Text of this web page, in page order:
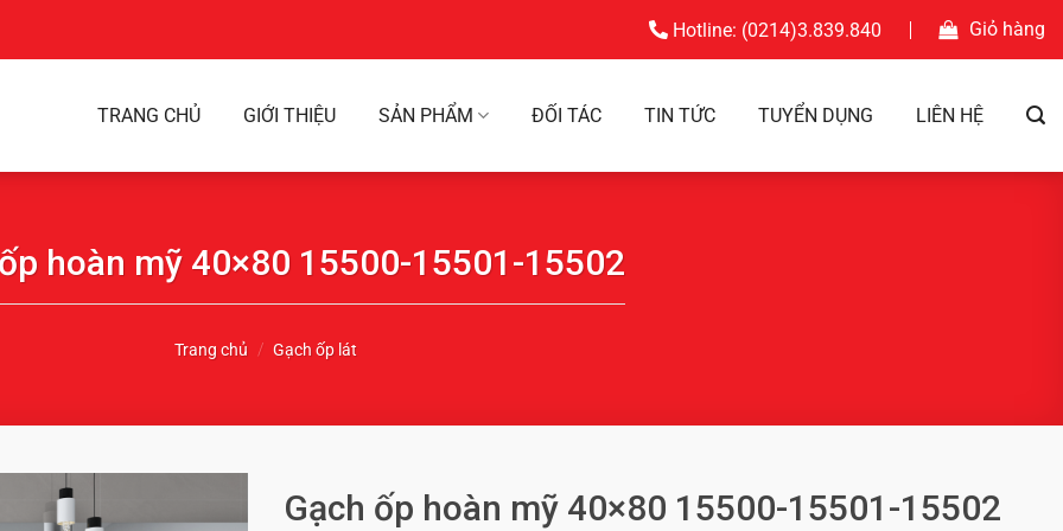
Hotline: (0214)3.839.840 Giỏ hàng
TRANG CHỦ GIỚI THIỆU SẢN PHẨM ĐỐI TÁC TIN TỨC TUYỂN DỤNG LIÊN HỆ
hoàn mỹ 40×80 15500-15501-15502
Trang chủ / Gạch ốp lát
Gạch ốp hoàn mỹ 40×80 15500-15501-15502